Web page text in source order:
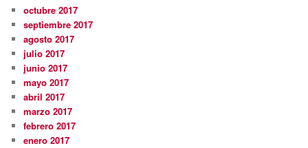
octubre 2017
septiembre 2017
agosto 2017
julio 2017
junio 2017
mayo 2017
abril 2017
marzo 2017
febrero 2017
enero 2017